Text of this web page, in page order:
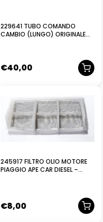
229641 TUBO COMANDO
CAMBIO (LUNGO) ORIGINALE
€40,00
245917 FILTRO OLIO MOTORE
PIAGGIO APE CAR DIESEL –
€8,00